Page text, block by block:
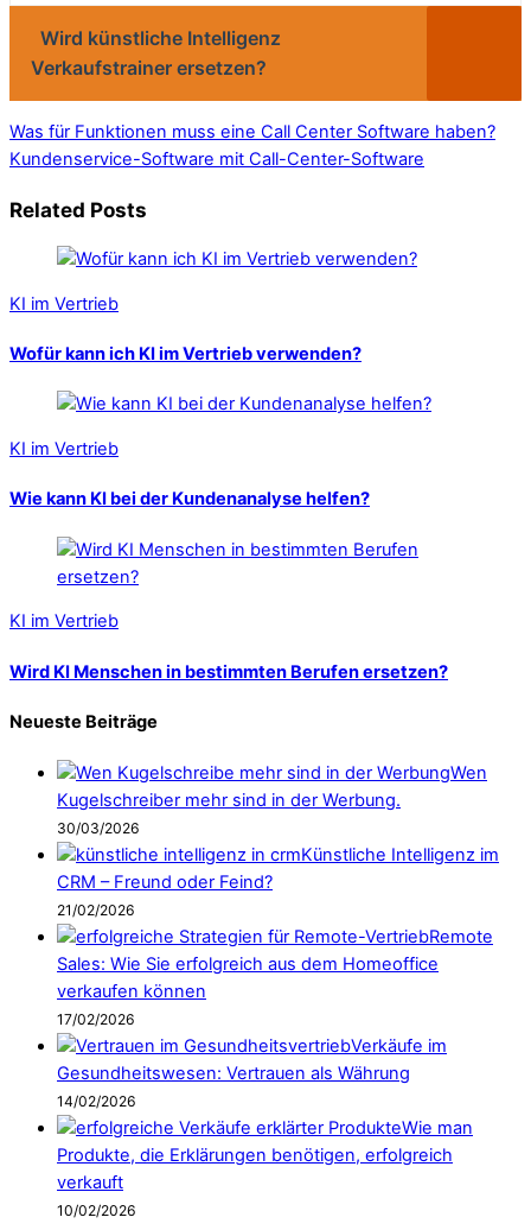
Wird künstliche Intelligenz
Verkaufstrainer ersetzen?
Was für Funktionen muss eine Call Center Software haben?
Kundenservice-Software mit Call-Center-Software
Related Posts
KI im Vertrieb
Wofür kann ich KI im Vertrieb verwenden?
KI im Vertrieb
Wie kann KI bei der Kundenanalyse helfen?
KI im Vertrieb
Wird KI Menschen in bestimmten Berufen ersetzen?
Neueste Beiträge
Wen
Kugelschreiber mehr sind in der Werbung.
30/03/2026
Künstliche Intelligenz im
CRM – Freund oder Feind?
21/02/2026
Remote
Sales: Wie Sie erfolgreich aus dem Homeoffice
verkaufen können
17/02/2026
Verkäufe im
Gesundheitswesen: Vertrauen als Währung
14/02/2026
Wie man
Produkte, die Erklärungen benötigen, erfolgreich
verkauft
10/02/2026